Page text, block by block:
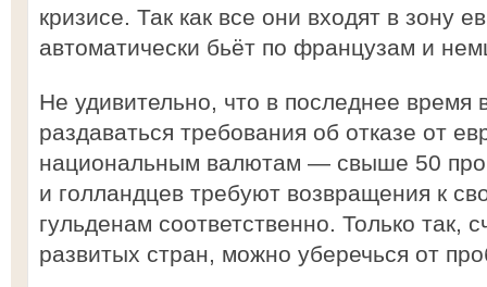
кризисе. Так как все они входят в зону
автоматически бьёт по французам и
Не удивительно, что в последнее время
раздаваться требования об отказе от
национальным валютам — свыше 50
и голландцев требуют возвращения к
гульденам соответственно. Только так,
развитых стран, можно уберечься от